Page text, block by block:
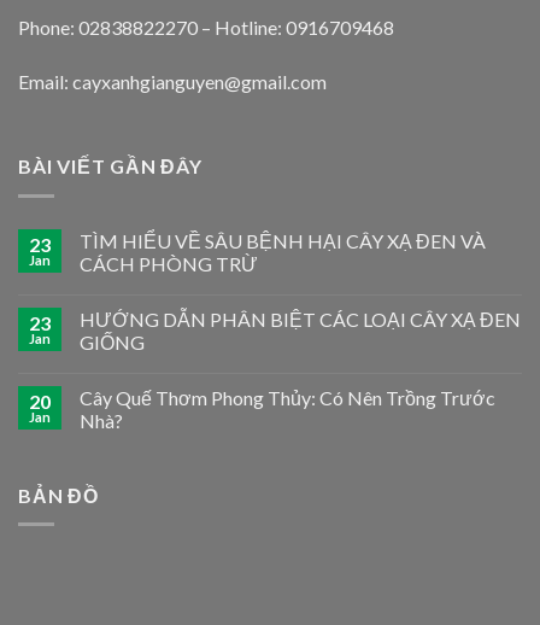
Phone: 02838822270 – Hotline: 0916709468
Email: cayxanhgianguyen@gmail.com
BÀI VIẾT GẦN ĐÂY
23
Jan
TÌM HIỂU VỀ SÂU BỆNH HẠI CÂY XẠ ĐEN VÀ
CÁCH PHÒNG TRỪ
23
Jan
HƯỚNG DẪN PHÂN BIỆT CÁC LOẠI CÂY XẠ ĐEN
GIỐNG
20
Jan
Cây Quế Thơm Phong Thủy: Có Nên Trồng Trước
Nhà?
BẢN ĐỒ